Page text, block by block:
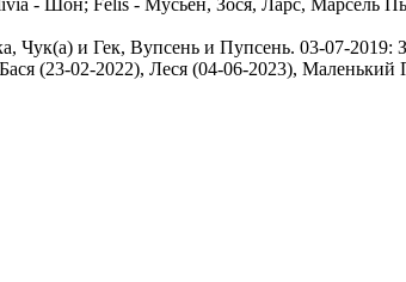
- Шон; Felis - Мусьен, Зося, Ларс, Марсель
Чук(а) и Гек, Вупсень и Пупсень. 03-07-2019:
(23-02-2022), Леся (04-06-2023), Маленький